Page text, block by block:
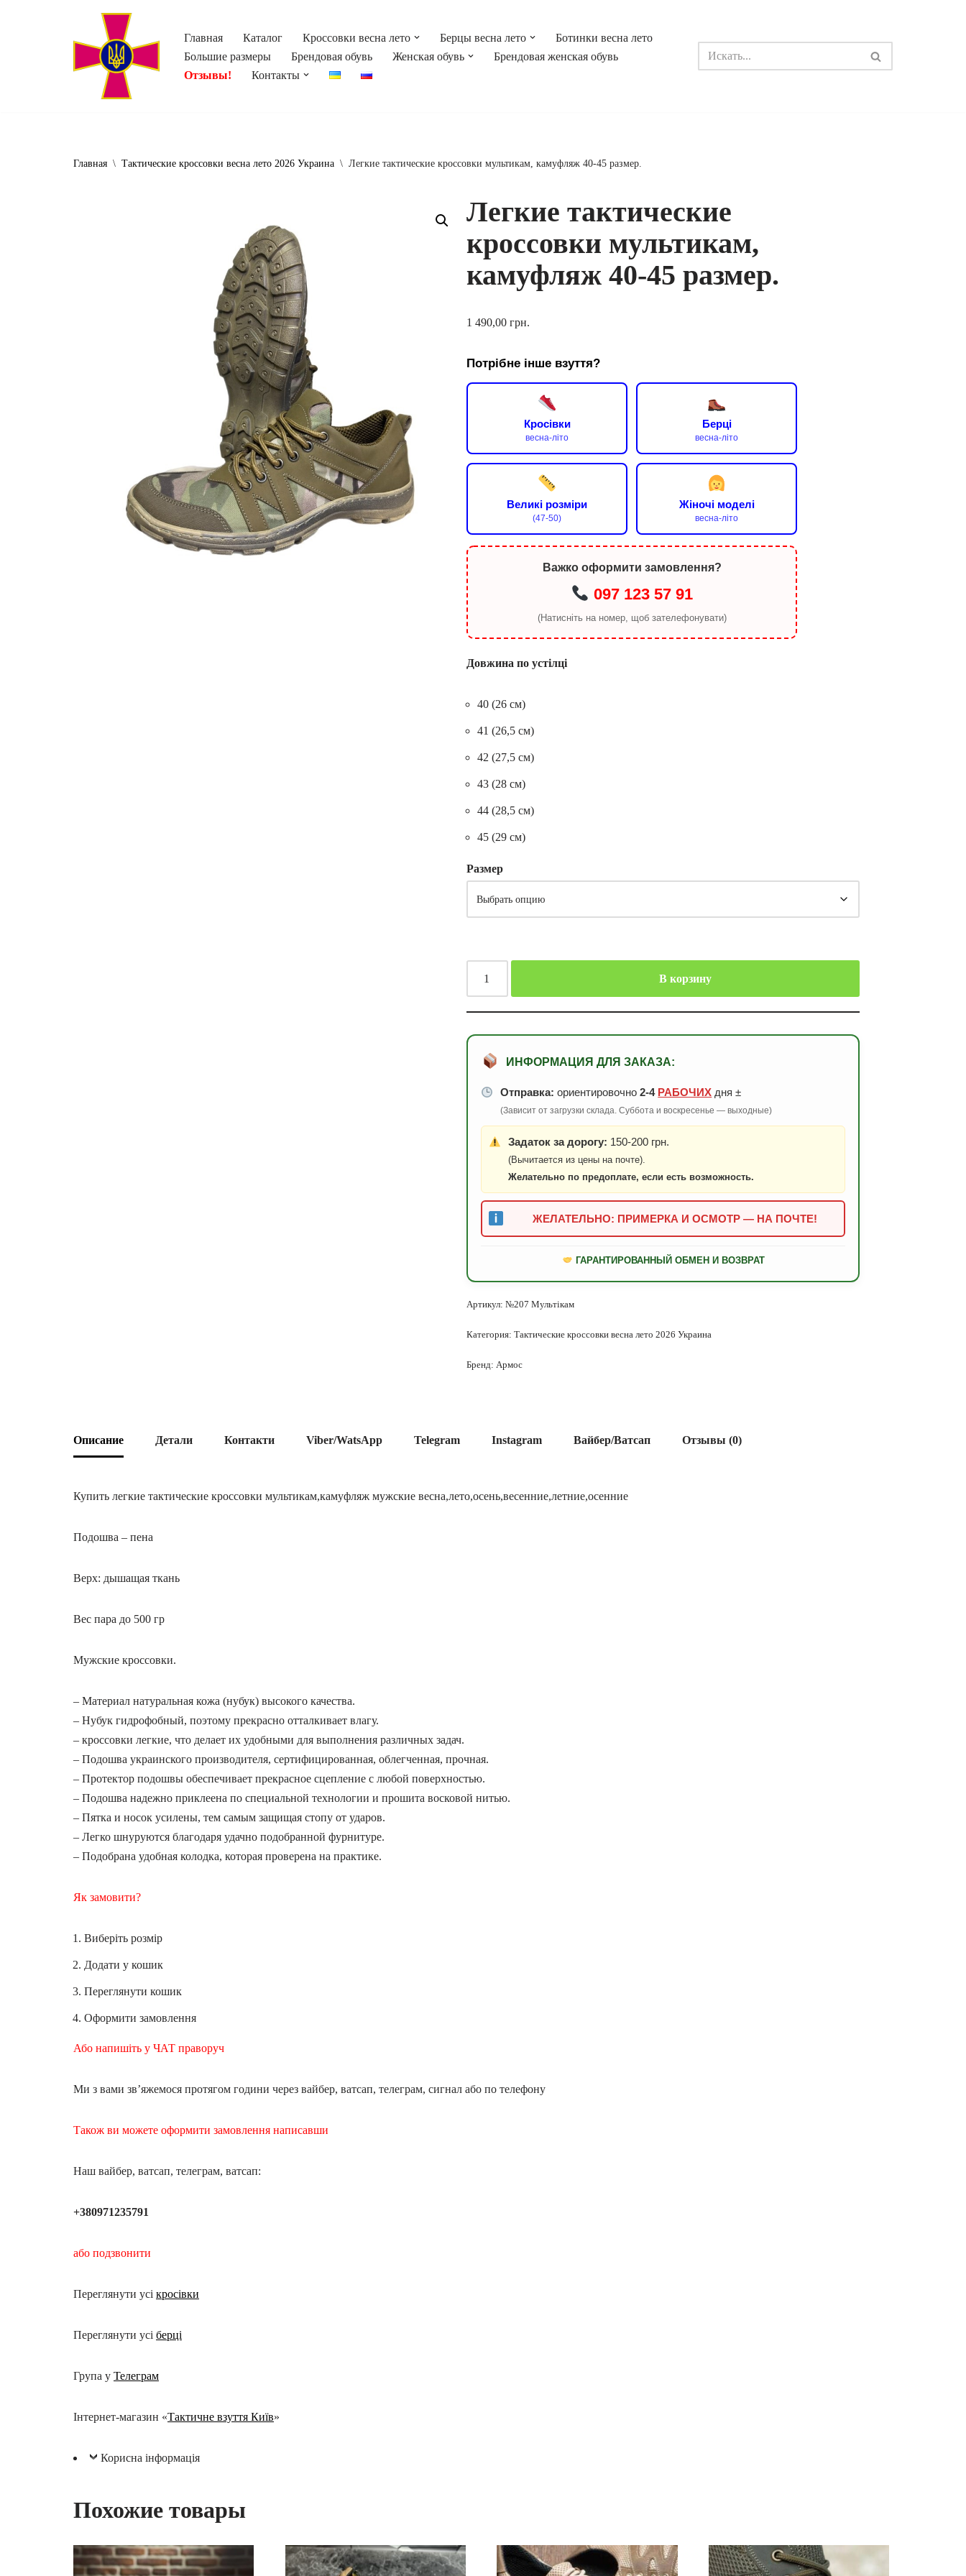
Главная Каталог Кроссовки весна лето Берцы весна лето
Ботинки весна лето
Большие размеры
Брендовая обувь Женская обувь
Брендовая женская обувь
Отзывы!
Контакты
Главная \ Тактические кроссовки весна лето 2026 Украина \ Легкие тактические кроссовки мультикам, камуфляж 40-45 размер.
Легкие тактические
кроссовки мультикам,
камуфляж 40-45 размер.
1 490,00грн.
Потрібне інше взуття?
Кросівки
весна-літо
Берці
весна-літо
Великі розміри
(47-50)
Жіночі моделі
весна-літо
Важко оформити замовлення?
097 123 57 91
(Натисніть на номер, щоб зателефонувати)
Довжина по устілці
40 (26 см)
41 (26,5 см)
42 (27,5 см)
43 (28 см)
44 (28,5 см)
45 (29 см)
Размер
В корзину
ИНФОРМАЦИЯ ДЛЯ ЗАКАЗА:
Отправка: ориентировочно2-4 РАБОЧИХ дня ±
(Зависит от загрузки склада. Суббота и воскресенье — выходные)
Задаток за дорогу: 150-200 грн.
(Вычитается из цены на почте).
Желательно по предоплате, если есть возможность.
ЖЕЛАТЕЛЬНО: ПРИМЕРКА И ОСМОТР — НА ПОЧТЕ!
ГАРАНТИРОВАННЫЙ ОБМЕН И ВОЗВРАТ
Артикул:№207 Мультікам
Категория:Тактические кроссовки весна лето 2026 Украина
Бренд:Армос
Описание Детали Контакти Viber/WatsApp Telegram Instagram Вайбер/Ватсап Отзывы (0)
Купить легкие тактические кроссовки мультикам,камуфляж мужские весна,лето,осень,весенние,летние,осенние
Подошва – пена
Верх: дышащая ткань
Вес пара до 500 гр
Мужские кроссовки.
– Материал натуральная кожа (нубук) высокого качества.
– Нубук гидрофобный, поэтому прекрасно отталкивает влагу.
– кроссовки легкие, что делает их удобными для выполнения различных задач.
– Подошва украинского производителя, сертифицированная, облегченная, прочная.
– Протектор подошвы обеспечивает прекрасное сцепление с любой поверхностью.
– Подошва надежно приклеена по специальной технологии и прошита восковой нитью.
– Пятка и носок усилены, тем самым защищая стопу от ударов.
– Легко шнуруются благодаря удачно подобранной фурнитуре.
– Подобрана удобная колодка, которая проверена на практике.
Як замовити?
Виберіть розмір
Додати у кошик
Переглянути кошик
Оформити замовлення
Або напишіть у ЧАТ праворуч
Ми з вами зв’яжемося протягом години через вайбер, ватсап, телеграм, сигнал або по телефону
Також ви можете оформити замовлення написавши
Наш вайбер, ватсап, телеграм, ватсап:
+380971235791
або подзвонити
Переглянути усі кросівки
Переглянути усі берці
Група у Телеграм
Інтернет-магазин «Тактичне взуття Київ»
Корисна інформація
Похожие товары